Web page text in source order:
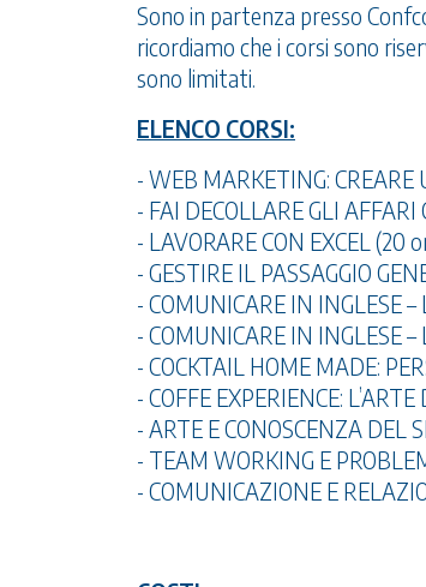
Sono in partenza presso
ricordiamo che i corsi sono
sono limitati.
ELENCO CORSI:
- WEB MARKETING: CREARE
- FAI DECOLLARE GLI
- LAVORARE CON EXCEL (20
- GESTIRE IL PASSAGGIO
- COMUNICARE IN INGLESE
- COMUNICARE IN INGLESE
- COCKTAIL HOME MADE:
- COFFE EXPERIENCE:
- ARTE E CONOSCENZA DEL
- TEAM WORKING E
- COMUNICAZIONE E